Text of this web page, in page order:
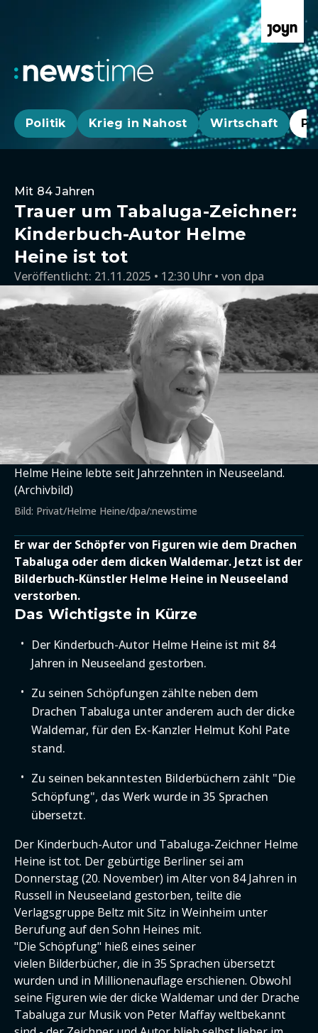
Politik Krieg in Nahost Wirtschaft
Mit 84 Jahren
Trauer um Tabaluga-Zeichner:
Kinderbuch-Autor Helme
Heine ist tot
Veröffentlicht: 21.11.2025 • 12:30 Uhr von dpa
Helme Heine lebte seit Jahrzehnten in Neuseeland.
(Archivbild)
Bild: Privat/Helme Heine/dpa/:newstime
Er war der Schöpfer von Figuren wie dem Drachen
Tabaluga oder dem dicken Waldemar. Jetzt ist der
Bilderbuch-Künstler Helme Heine in Neuseeland
verstorben.
Das Wichtigste in Kürze
Der Kinderbuch-Autor Helme Heine ist mit 84
Jahren in Neuseeland gestorben.
Zu seinen Schöpfungen zählte neben dem
Drachen Tabaluga unter anderem auch der dicke
Waldemar, für den Ex-Kanzler Helmut Kohl Pate
stand.
Zu seinen bekanntesten Bilderbüchern zählt "Die
Schöpfung", das Werk wurde in 35 Sprachen
übersetzt.
Der Kinderbuch-Autor und Tabaluga-Zeichner Helme
Heine ist tot. Der gebürtige Berliner sei am
Donnerstag (20. November) im Alter von 84 Jahren in
Russell in Neuseeland gestorben, teilte die
Verlagsgruppe Beltz mit Sitz in Weinheim unter
Berufung auf den Sohn Heines mit.
"Die Schöpfung" hieß eines seiner
vielen Bilderbücher, die in 35 Sprachen übersetzt
wurden und in Millionenauflage erschienen. Obwohl
seine Figuren wie der dicke Waldemar und der Drache
Tabaluga zur Musik von Peter Maffay weltbekannt